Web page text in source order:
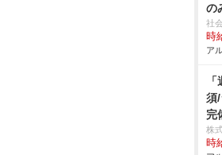
の
社
時
ア
須
完
株
時